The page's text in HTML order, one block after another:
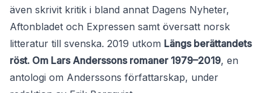
även skrivit kritik i bland annat Dagens Nyheter,
Aftonbladet och Expressen samt översatt norsk
litteratur till svenska. 2019 utkom Längs berättandets
röst. Om Lars Anderssons romaner 1979–2019, en
antologi om Anderssons författarskap, under